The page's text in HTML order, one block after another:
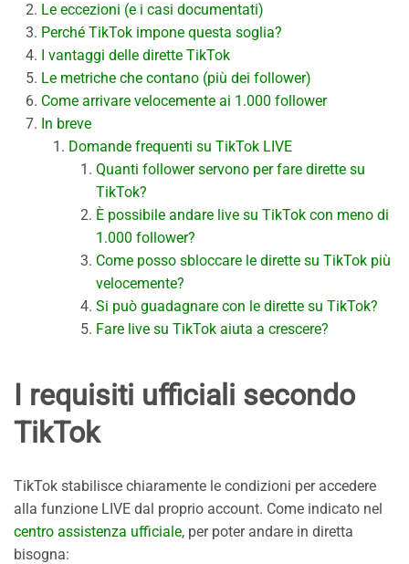
Le eccezioni (e i casi documentati)
Perché TikTok impone questa soglia?
I vantaggi delle dirette TikTok
Le metriche che contano (più dei follower)
Come arrivare velocemente ai 1.000 follower
In breve
Domande frequenti su TikTok LIVE
Quanti follower servono per fare dirette su
TikTok?
È possibile andare live su TikTok con meno di
1.000 follower?
Come posso sbloccare le dirette su TikTok più
velocemente?
Si può guadagnare con le dirette su TikTok?
Fare live su TikTok aiuta a crescere?
I requisiti ufficiali secondo
TikTok
TikTok stabilisce chiaramente le condizioni per accedere
alla funzione LIVE dal proprio account. Come indicato nel
centro assistenza ufficiale, per poter andare in diretta
bisogna: